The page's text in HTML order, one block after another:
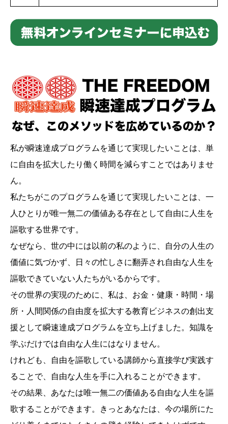
私が瞬速達成プログラムを通じて実現したいことは、単
に自由を拡大したり働く時間を減らすことではありませ
ん。
私たちがこのプログラムを通じて実現したいことは、一
人ひとりが唯一無二の価値ある存在として自由に人生を
謳歌する世界です。
なぜなら、世の中には以前の私のように、自分の人生の
価値に気づかず、日々の忙しさに翻弄され自由な人生を
謳歌できていない人たちがいるからです。
その世界の実現のために、私は、お金・健康・時間・場
所・人間関係の自由度を拡大する教育ビジネスの創出支
援として瞬速達成プログラムを立ち上げました。知識を
学ぶだけでは自由な人生にはなりません。
けれども、自由を謳歌している講師から直接学び実践す
ることで、自由な人生を手に入れることができます。
その結果、あなたは唯一無二の価値ある自由な人生を謳
歌することができます。きっとあなたは、今の場所にた